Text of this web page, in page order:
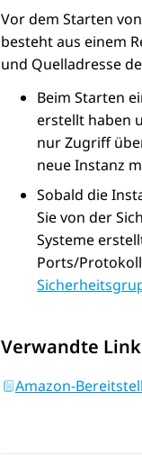
Vor dem Starten von
besteht aus einem
und Quelladresse
Beim Starten
erstellt haben
nur Zugriff
neue Instanz
Sobald die
Sie von der
Systeme
Ports/
Verwandte
Amazon-